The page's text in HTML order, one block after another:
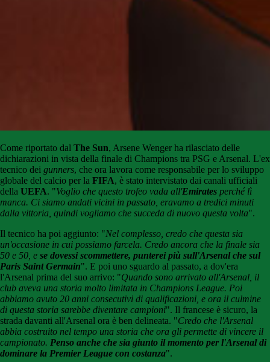
Come riportato dal The Sun, Arsene Wenger ha rilasciato delle
dichiarazioni in vista della finale di Champions tra PSG e Arsenal. L'ex
tecnico dei gunners, che ora lavora come responsabile per lo sviluppo
globale del calcio per la FIFA, è stato intervistato dai canali ufficiali
della UEFA. "Voglio che questo trofeo vada all'Emirates perché lì
manca. Ci siamo andati vicini in passato, eravamo a tredici minuti
dalla vittoria, quindi vogliamo che succeda di nuovo questa volta".
Il tecnico ha poi aggiunto: "Nel complesso, credo che questa sia
un'occasione in cui possiamo farcela. Credo ancora che la finale sia
50 e 50, e se dovessi scommettere, punterei più sull'Arsenal che sul
Paris Saint Germain". E poi uno sguardo al passato, a dov'era
l'Arsenal prima del suo arrivo: "Quando sono arrivato all'Arsenal, il
club aveva una storia molto limitata in Champions League. Poi
abbiamo avuto 20 anni consecutivi di qualificazioni, e ora il culmine
di questa storia sarebbe diventare campioni". Il francese è sicuro, la
strada davanti all'Arsenal ora è ben delineata. "Credo che l'Arsenal
abbia costruito nel tempo una storia che ora gli permette di vincere il
campionato. Penso anche che sia giunto il momento per l'Arsenal di
dominare la Premier League con costanza".